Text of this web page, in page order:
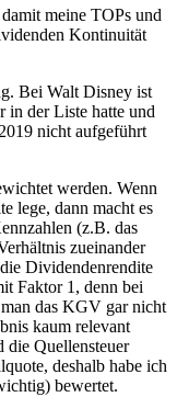
meine TOPs und
Kontinuität
Bei Walt Disney ist
in der Liste hatte und
nicht aufgeführt
werden. Wenn
lege, dann macht es
(z.B. das
zueinander
Dividendenrendite
Faktor 1, denn bei
das KGV gar nicht
kaum relevant
Quellensteuer
deshalb habe ich
bewertet.